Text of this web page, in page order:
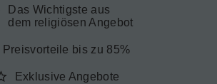
Das Wichtigste aus
dem religiösen Angebot
Preisvorteile bis zu 85%
Exklusive Angebote